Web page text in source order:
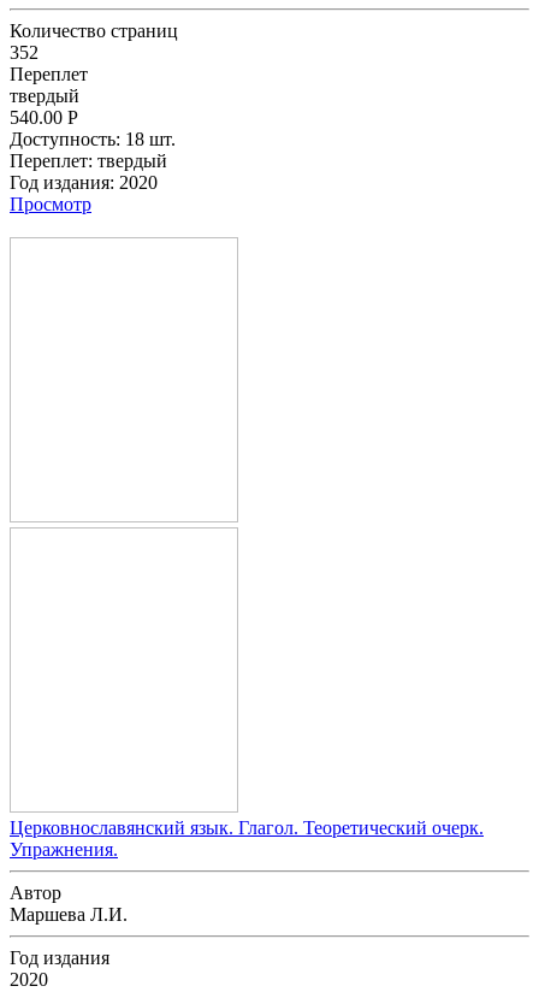
Количество страниц
352
Переплет
твердый
540.00 Р
Доступность: 18 шт.
Переплет: твердый
Год издания: 2020
Просмотр
Церковнославянский язык. Глагол. Теоретический очерк.
Упражнения.
Автор
Маршева Л.И.
Год издания
2020